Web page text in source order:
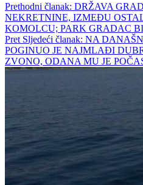
Prethodni članak: DRŽAVA
NEKRETNINE, IZMEĐU
KOMOLCU; PARK GRADAC
Pret Sljedeći članak: NA
POGINUO JE NAJMLAĐI
ZVONO, ODANA MU JE